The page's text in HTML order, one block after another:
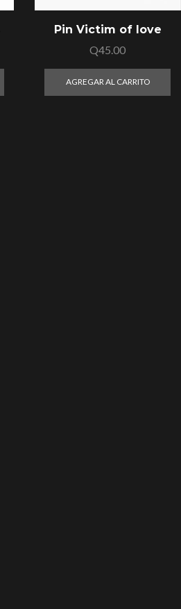
Pin Victim of love
Q45.00
AGREGAR AL CARRITO